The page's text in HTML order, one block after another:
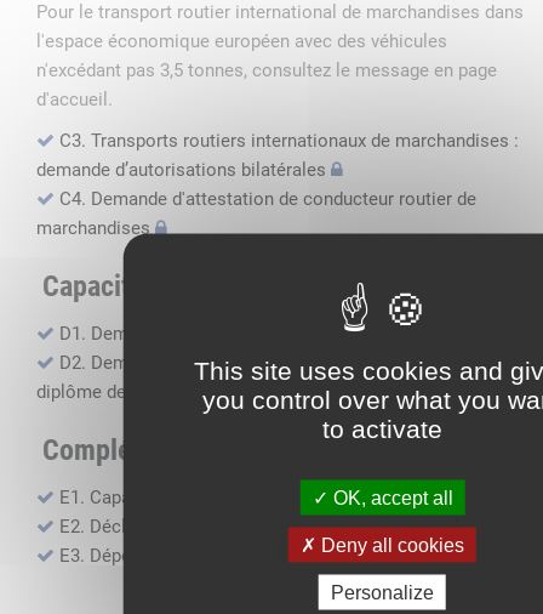
This site uses cookies and
you control over what you
to activate
OK, accept all
Deny all cookies
Personalize
Pour le transport routier international de marchandises dans
l'espace économique européen avec des véhicules
n'excédant pas 3,5 tonnes, consultez le message en page
d'accueil.
C3. Transports routiers internationaux de marchandises :
demande d’autorisations bilatérales
C4. Demande d'attestation de conducteur routier de
marchandises
Capacité professionnelle
D1. Demande d’attestation de capacité professionnelle
D2. Demande de certificat attestant l'obtention du
diplôme de capacité professionnelle
Compléments, suivi financier
E1. Capacité financière
E2. Déclaration de sous-traitance
E3. Dépôt des comptes annuels